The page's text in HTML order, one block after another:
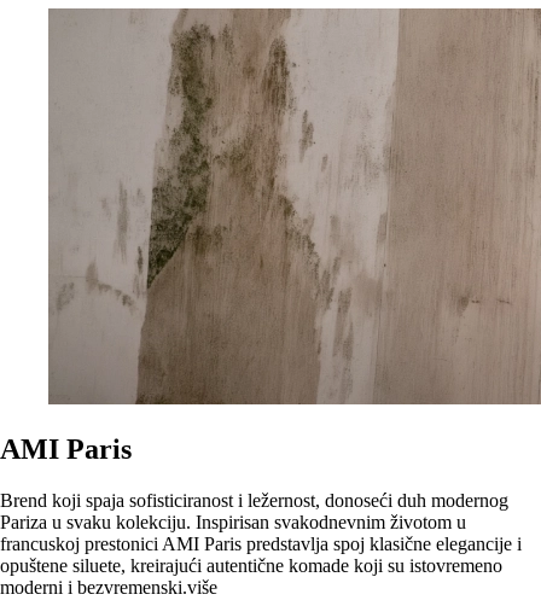
AMI Paris
Brend koji spaja sofisticiranost i ležernost, donoseći duh modernog
Pariza u svaku kolekciju. Inspirisan svakodnevnim životom u
francuskoj prestonici AMI Paris predstavlja spoj klasične elegancije i
opuštene siluete, kreirajući autentične komade koji su istovremeno
moderni i bezvremenski.više